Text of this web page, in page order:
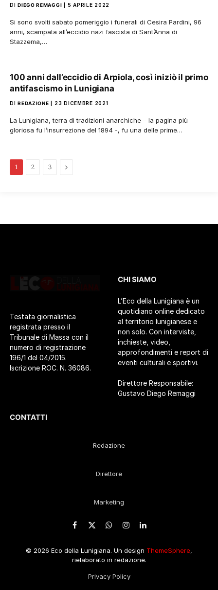
DI DIEGO REMAGGI 5 APRILE 2022
Si sono svolti sabato pomeriggio i funerali di Cesira Pardini, 96
anni, scampata all’eccidio nazi fascista di Sant’Anna di
Stazzema,…
100 anni dall’eccidio di Arpiola, così iniziò il primo
antifascismo in Lunigiana
DI REDAZIONE 23 DICEMBRE 2021
La Lunigiana, terra di tradizioni anarchiche – la pagina più
gloriosa fu l’insurrezione del 1894 -, fu una delle prime…
1 2 3
Pagina
Testata giornalistica
registrata presso il
Tribunale di Massa con il
numero di registrazione
196/1 del 04/2015.
Iscrizione ROC. N. 36086.
CHI SIAMO
L’Eco della Lunigiana è un
quotidiano online dedicato
al territorio lunigianese e
non solo. Con interviste,
inchieste, video,
approfondimenti e report di
eventi culturali e sportivi.
Direttore Responsabile:
Gustavo Diego Remaggi
CONTATTI
Redazione
Direttore
Marketing
Facebook
X
WhatsApp
Instagram
LinkedIn
© 2026 Eco della Lunigiana. Un design ThemeSphere,
rielaborato in redazione.
Privacy Policy